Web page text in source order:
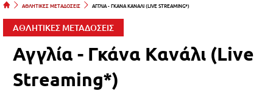
ΑΘΛΗΤΙΚΕΣ ΜΕΤΑΔΟΣΕΙΣ ΑΓΓΛΙΑ - ΓΚΑΝΑ ΚΑΝΑΛΙ (LIVE STREAMING*)
ΑΘΛΗΤΙΚΕΣ ΜΕΤΑΔΟΣΕΙΣ
Αγγλία - Γκάνα Κανάλι (Live
Streaming*)